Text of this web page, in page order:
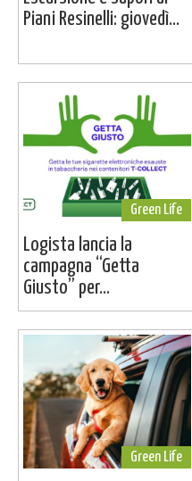
Piani Resinelli: giovedì...
Green Life
Logista lancia la
campagna “Getta
Giusto” per...
Green Life